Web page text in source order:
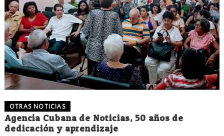
OTRAS NOTICIAS
Agencia Cubana de Noticias, 50 años de
dedicación y aprendizaje